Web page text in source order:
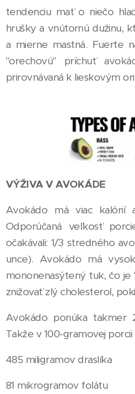
tendenciu mať o niečo
hrušky a vnútornú dužinu,
a mierne mastná. Fuerte
"orechovú" príchuť
prirovnávaná k lieskovým
VÝŽIVA V AVOKÁDE
Avokádo má viac kalórií
Odporúčaná veľkosť
očakávali: 1/3 stredného
unce). Avokádo má
mononenasýtený tuk, čo
znižovať zlý cholesterol,
Avokádo ponúka takmer
Takže v 100-gramovej porcii
485 miligramov draslíka
81 mikrogramov folátu